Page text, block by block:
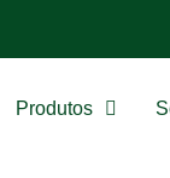
Produtos